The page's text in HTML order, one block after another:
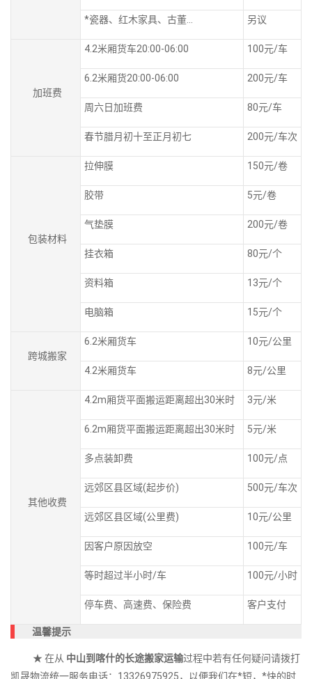
*瓷器、红木家具、古董... 另议
加班费
4.2米厢货车20:00-06:00 100元/车
6.2米厢货20:00-06:00 200元/车
周六日加班费 80元/车
春节腊月初十至正月初七 200元/车次
包装材料
拉伸膜 150元/卷
胶带 5元/卷
气垫膜 200元/卷
挂衣箱 80元/个
资料箱 13元/个
电脑箱 15元/个
跨城搬家
6.2米厢货车 10元/公里
4.2米厢货车 8元/公里
其他收费
4.2m厢货平面搬运距离超出30米时 3元/米
6.2m厢货平面搬运距离超出30米时 5元/米
多点装卸费 100元/点
远郊区县区域(起步价) 500元/车次
远郊区县区域(公里费) 10元/公里
因客户原因放空 100元/车
等时超过半小时/车 100元/小时
停车费、高速费、保险费 客户支付
温馨提示
★ 在从 中山到喀什的长途搬家运输过程中若有任何疑问请拨打
凯晟物流统一服务电话：13326975925，以便我们在*短，*快的时